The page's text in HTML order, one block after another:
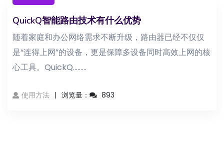
QuickQ智能路由技术有什么优势
随着家庭和办公网络需求不断升级，路由器已经不仅仅
是“连得上网”的设备，更是保障多设备同时高效上网的核
心工具。QuickQ...……
使用方法 浏览量： 893